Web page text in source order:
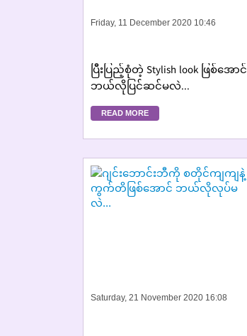
Friday, 11 December 2020 10:46
ပြီးပြည့်စုံတဲ့ Stylish look ဖြစ်အောင်
ဘယ်လိုပြင်ဆင်မလဲ...
READ MORE
Saturday, 21 November 2020 16:08